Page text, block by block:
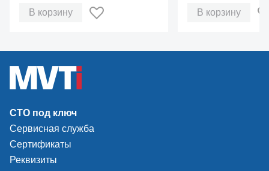
В корзину
ёмкостью до
В корзину
СТО под ключ
Сервисная служба
Сертификаты
Реквизиты